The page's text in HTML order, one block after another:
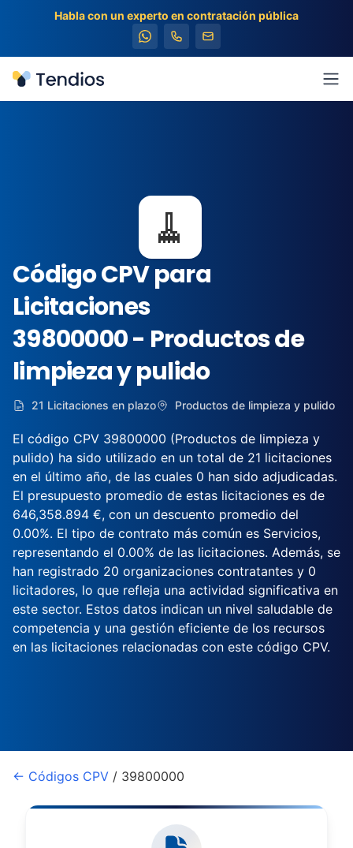
Habla con un experto en contratación pública
Tendios
🧹
Código CPV para
Licitaciones
39800000 - Productos de
limpieza y pulido
21 Licitaciones en plazo Productos de limpieza y pulido
El código CPV 39800000 (Productos de limpieza y
pulido) ha sido utilizado en un total de 21 licitaciones
en el último año, de las cuales 0 han sido adjudicadas.
El presupuesto promedio de estas licitaciones es de
646,358.894 €, con un descuento promedio del
0.00%. El tipo de contrato más común es Servicios,
representando el 0.00% de las licitaciones. Además, se
han registrado 20 organizaciones contratantes y 0
licitadores, lo que refleja una actividad significativa en
este sector. Estos datos indican un nivel saludable de
competencia y una gestión eficiente de los recursos
en las licitaciones relacionadas con este código CPV.
← Códigos CPV / 39800000